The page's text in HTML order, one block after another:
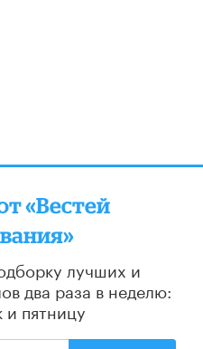
«Вестей
лучших и
два раза в неделю:
и пятницу